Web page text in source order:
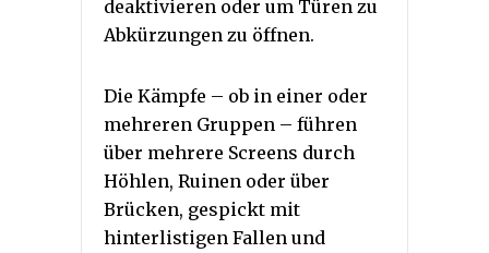
deaktivieren oder um Türen zu
Abkürzungen zu öffnen.
Die Kämpfe – ob in einer oder
mehreren Gruppen – führen
über mehrere Screens durch
Höhlen, Ruinen oder über
Brücken, gespickt mit
hinterlistigen Fallen und